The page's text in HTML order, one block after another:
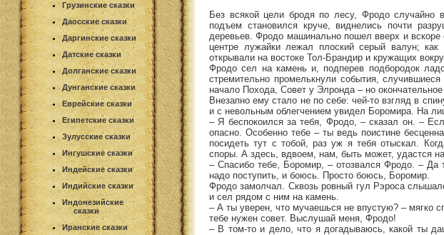
Грузинские сказки
Даосские сказки
Даргинские сказки
Датские сказки
Долганские сказки
Дунганские сказки
Еврейские сказки
Египетские сказки
Зулусские сказки
Ингушские сказки
Индейские сказки
Индийские сказки
Индонезийские
сказки
Иранские сказки
Без всякой цели бродя по лесу, Фродо
подъем становился круче, виднелись почти
деревьев. Фродо машинально пошел вверх и
центре лужайки лежал плоский серый валун;
открывали на востоке Тол-Брандир и кружащих
Фродо сел на камень и, подперев подбородок
стремительно промелькнули события,
начало Похода, Совет у Элронда – но
Внезапно ему стало не по себе: чей-то взгляд в
и с невольным облегчением увидел Боромира. На
– Я беспокоился за тебя, Фродо, – сказал он. –
опасно. Особенно тебе – ты ведь поистине
посидеть тут с тобой, раз уж я тебя отыскал.
споры. А здесь, вдвоем, нам, быть может, удастся
– Спасибо тебе, Боромир, – отозвался Фродо. –
надо поступить, и боюсь. Просто боюсь, Боромир.
Фродо замолчал. Сквозь ровный гул Рэроса
и сел рядом с ним на камень.
– А ты уверен, что мучаешься не впустую? – мягко
тебе нужен совет. Выслушай меня, Фродо!
– В том-то и дело, что я догадываюсь, какой ты